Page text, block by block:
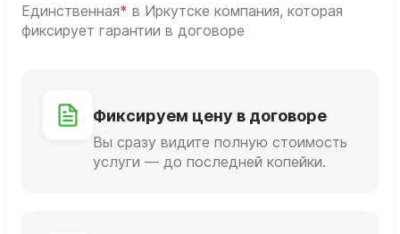
Единственная* в Иркутске компания, которая
фиксирует гарантии в договоре
Фиксируем цену в договоре
Вы сразу видите полную стоимость
услуги — до последней копейки.